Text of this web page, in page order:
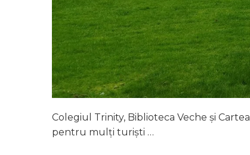
Colegiul Trinity, Biblioteca Veche și
pentru mulți turiști …